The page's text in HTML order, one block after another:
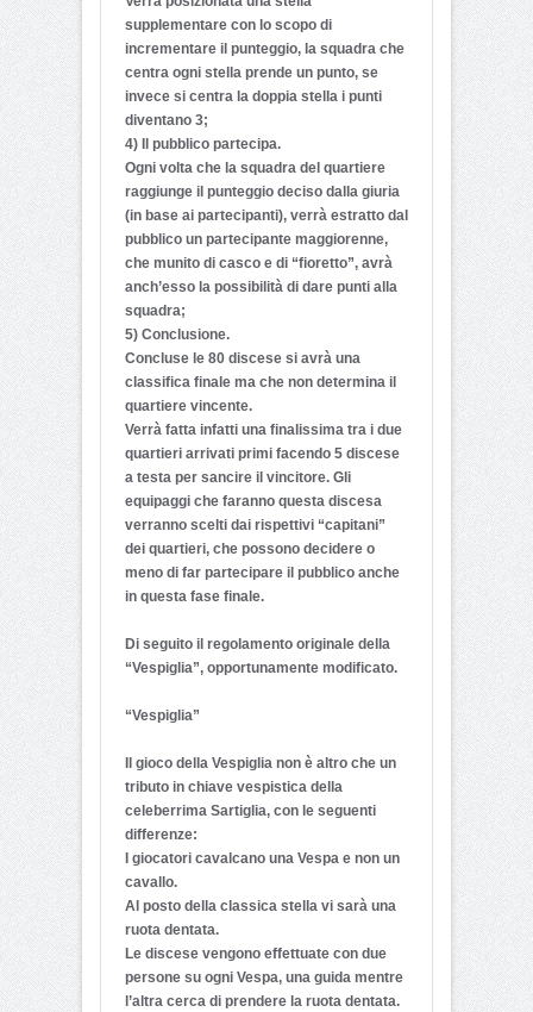
supplementare con lo scopo di
incrementare il punteggio, la squadra che
centra ogni stella prende un punto, se
invece si centra la doppia stella i punti
diventano 3;
4) Il pubblico partecipa.
Ogni volta che la squadra del quartiere
raggiunge il punteggio deciso dalla giuria
(in base ai partecipanti), verrà estratto dal
pubblico un partecipante maggiorenne,
che munito di casco e di “fioretto”, avrà
anch’esso la possibilità di dare punti alla
squadra;
5) Conclusione.
Concluse le 80 discese si avrà una
classifica finale ma che non determina il
quartiere vincente.
Verrà fatta infatti una finalissima tra i due
quartieri arrivati primi facendo 5 discese
a testa per sancire il vincitore. Gli
equipaggi che faranno questa discesa
verranno scelti dai rispettivi “capitani”
dei quartieri, che possono decidere o
meno di far partecipare il pubblico anche
in questa fase finale.
Di seguito il regolamento originale della
“Vespiglia”, opportunamente modificato.
“Vespiglia”
Il gioco della Vespiglia non è altro che un
tributo in chiave vespistica della
celeberrima Sartiglia, con le seguenti
differenze:
I giocatori cavalcano una Vespa e non un
cavallo.
Al posto della classica stella vi sarà una
ruota dentata.
Le discese vengono effettuate con due
persone su ogni Vespa, una guida mentre
l’altra cerca di prendere la ruota dentata.